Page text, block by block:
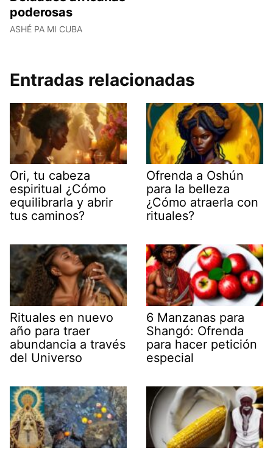
poderosas
ASHÉ PA MI CUBA
Entradas relacionadas
Ori, tu cabeza
espiritual ¿Cómo
equilibrarla y abrir
tus caminos?
Ofrenda a Oshún
para la belleza
¿Cómo atraerla con
rituales?
Rituales en nuevo
año para traer
abundancia a través
del Universo
6 Manzanas para
Shangó: Ofrenda
para hacer petición
especial